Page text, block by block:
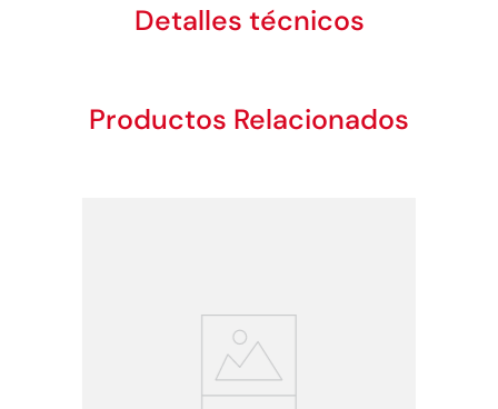
Detalles técnicos
Productos Relacionados